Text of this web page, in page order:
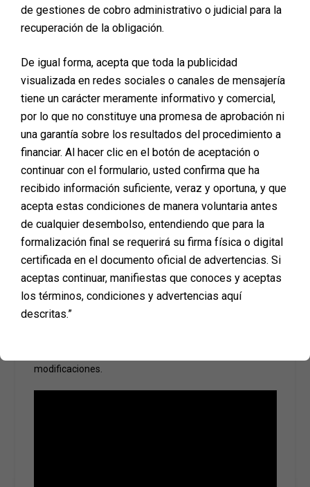
que te ofrece tu tarjeta.
Si prefieres realizar el pago sin salir de casa, ponemos
a tu disposición un link de pago seguro. Con este
método, puedes hacer tu pago de forma rápida y
sencilla desde tu celular o computadora, garantizando
una transacción protegida y sin complicaciones.
5. Convenio con Sistecrédito
Planmed tiene un convenio con Sistecrédito, una
fácil y accesible. Si deseas realizar tu procedimiento y
prefieres pagar en cuotas, esta opción puede ser la
mejor alternativa para ti.
6. Pago de la Cuota Inicial con Plan Separe
En caso de que necesites reunir el valor de la cuota
inicial de tu cirugía, Planmed te ofrece la opción de
modificaciones.
de gestiones de cobro administrativo o judicial para la
recuperación de la obligación.
De igual forma, acepta que toda la publicidad
visualizada en redes sociales o canales de mensajería
tiene un carácter meramente informativo y comercial,
por lo que no constituye una promesa de aprobación ni
una garantía sobre los resultados del procedimiento a
financiar. Al hacer clic en el botón de aceptación o
continuar con el formulario, usted confirma que ha
recibido información suficiente, veraz y oportuna, y que
acepta estas condiciones de manera voluntaria antes
de cualquier desembolso, entendiendo que para la
formalización final se requerirá su firma física o digital
certificada en el documento oficial de advertencias. Si
aceptas continuar, manifiestas que conoces y aceptas
los términos, condiciones y advertencias aquí
descritas.”